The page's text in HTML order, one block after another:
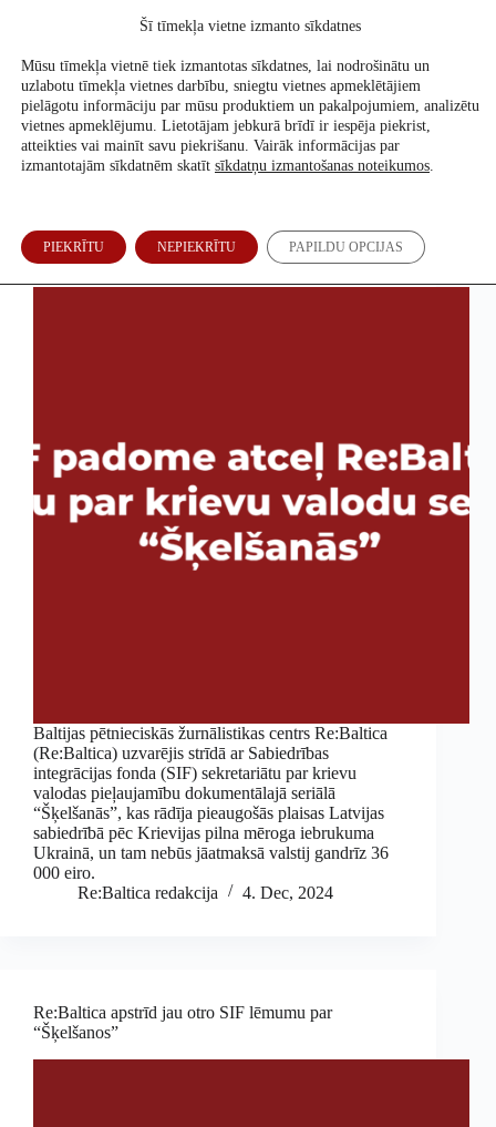
Atbalsti mūs
Šķelšanās
SIF padome atceļ Re:Baltica sodu par krievu valodu
seriālā “Šķelšanās”
Baltijas pētnieciskās žurnālistikas centrs Re:Baltica
(Re:Baltica) uzvarējis strīdā ar Sabiedrības
integrācijas fonda (SIF) sekretariātu par krievu
valodas pieļaujamību dokumentālajā seriālā
“Šķelšanās”, kas rādīja pieaugošās plaisas Latvijas
sabiedrībā pēc Krievijas pilna mēroga iebrukuma
Ukrainā, un tam nebūs jāatmaksā valstij gandrīz 36
000 eiro.
Re:Baltica redakcija
4. Dec, 2024
Re:Baltica apstrīd jau otro SIF lēmumu par
“Šķelšanos”
Šī tīmekļa vietne izmanto sīkdatnes
Mūsu tīmekļa vietnē tiek izmantotas sīkdatnes, lai nodrošinātu un
uzlabotu tīmekļa vietnes darbību, sniegtu vietnes apmeklētājiem
pielāgotu informāciju par mūsu produktiem un pakalpojumiem, analizētu
vietnes apmeklējumu. Lietotājam jebkurā brīdī ir iespēja piekrist,
atteikties vai mainīt savu piekrišanu. Vairāk informācijas par
izmantotajām sīkdatnēm skatīt sīkdatņu izmantošanas noteikumos.
PIEKRĪTU NEPIEKRĪTU PAPILDU OPCIJAS